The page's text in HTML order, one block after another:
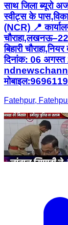
साथ जिला ब्यूरो
स्वीट्स के
(NCR) 📍
बिहारी
दिनांक: 06
Fatehpur,